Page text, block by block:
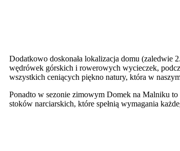
Dodatkowo doskonała lokalizacja domu (zaledwie
wędrówek górskich i rowerowych wycieczek,
wszystkich ceniących piękno natury, która w
Ponadto w sezonie zimowym Domek na Malniku to
stoków narciarskich, które spełnią wymagania